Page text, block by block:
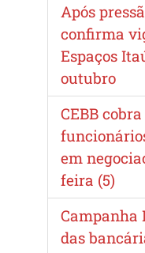
Após
confirma
Espaços
outubro
CEBB
em
feira (5)
Campanha
das